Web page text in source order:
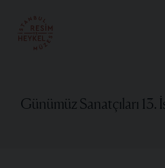
Günümüz Sanatçıları 13.